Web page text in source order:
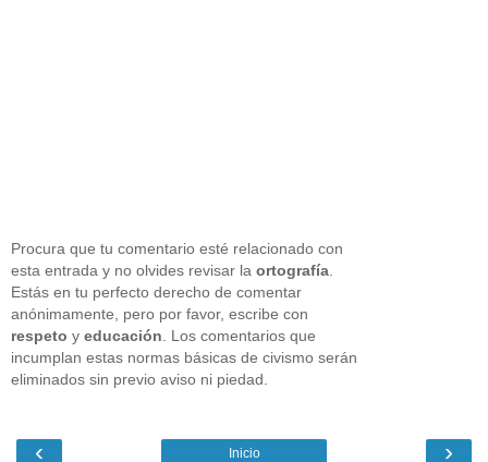
Procura que tu comentario esté relacionado con
esta entrada y no olvides revisar la ortografía.
Estás en tu perfecto derecho de comentar
anónimamente, pero por favor, escribe con
respeto y educación. Los comentarios que
incumplan estas normas básicas de civismo serán
eliminados sin previo aviso ni piedad.
‹ ›
Inicio